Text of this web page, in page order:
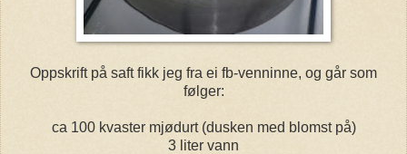
Oppskrift på saft fikk jeg fra ei fb-venninne, og går som
følger:
ca 100 kvaster mjødurt (dusken med blomst på)
3 liter vann